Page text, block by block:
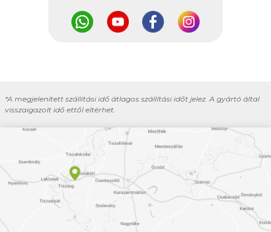
*A megjelenített szállítási idő átlagos szállítási időt jelez. A gyártó által
visszaigazolt idő ettől eltérhet.